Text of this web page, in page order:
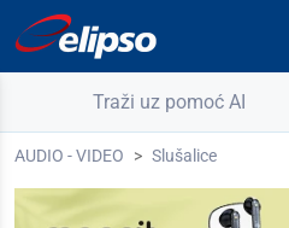
Traži uz pomoć AI
AUDIO - VIDEO Slušalice